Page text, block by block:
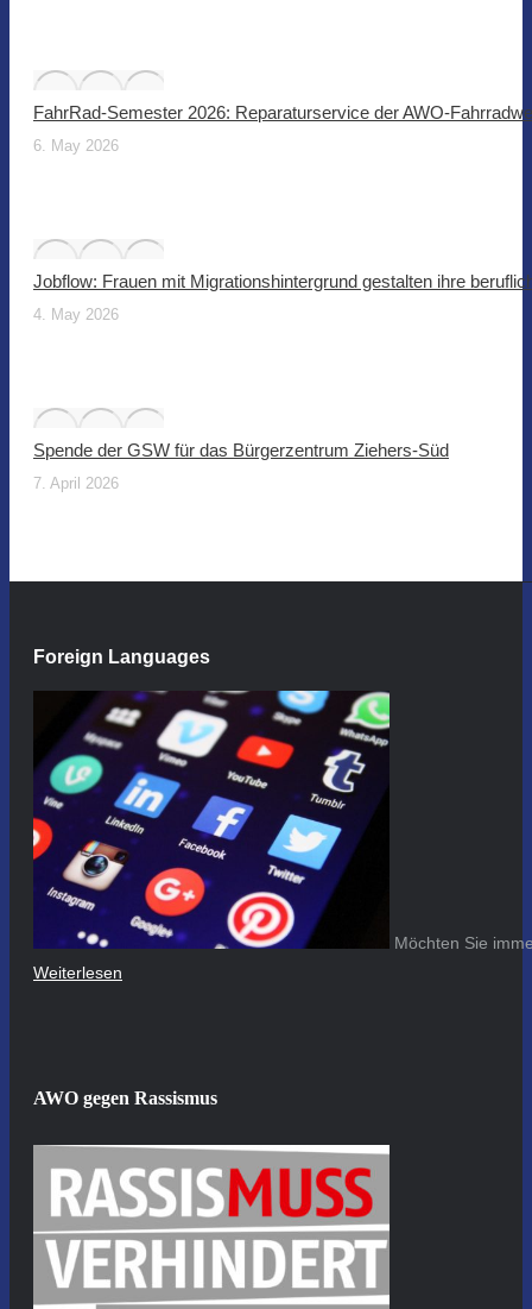
FahrRad-Semester 2026: Reparaturservice der AWO-
6. May 2026
Jobflow: Frauen mit Migrationshintergrund gestalten ihre
4. May 2026
Spende der GSW für das Bürgerzentrum Ziehers-Süd
7. April 2026
Foreign Languages
Möchten Sie
Weiterlesen
AWO gegen Rassismus